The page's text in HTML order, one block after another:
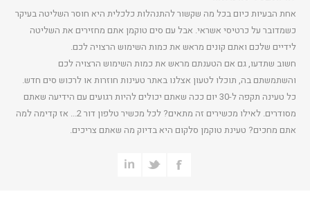
אחת הבעיות כיום בכל מה שקשור להתנהלות כלכלית היא חוסר השליטה בעיקר
כשמדובר על כרטיסי אשראי. אבל עם סים טוקמן אתם מחזירים את השליטה
לידיים שלכם ואתם קונים מראש את כמות השימוש הרצויה לכם.
חשוב שתדעו, גם אם הטענתם מראש את כמות השימוש הרצויה לכם
והשתמשתם בה, תוכלו לטעון אצלנו באתר טעינות חוזרות או לרכוש סים חדש.
כל טעינה תקפה ל-30 יום ככה שאתם יכולים להיות רגועים עם הידיעה שאתם
מסודרים. לאילו מכשירים זה מתאים? לכל מכשיר טלפון דור 2... אז קדימה למה
אתם מחכים? טעינת טוקמן סלקום היא בדיוק מה שאתם צריכים.